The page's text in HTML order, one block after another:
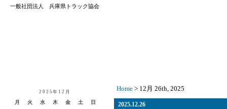
一般社団法人 兵庫県トラック協会
2025年12月
月 火 水 木 金 土 日
Home > 12月 26th, 2025
2025.12.26